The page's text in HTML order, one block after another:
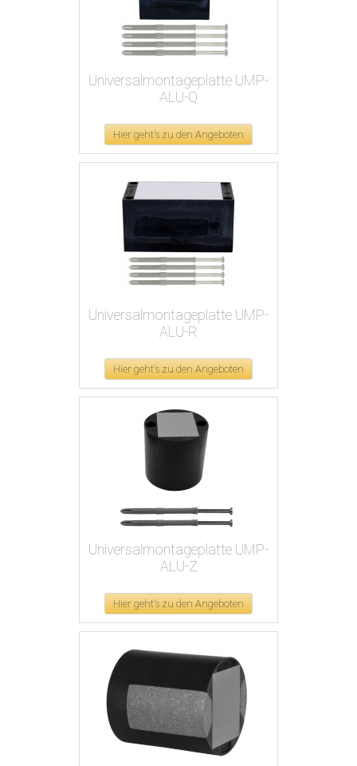
Universalmontageplatte UMP-
ALU-Q
Hier geht's zu den Angeboten
Universalmontageplatte UMP-
ALU-R
Hier geht's zu den Angeboten
Universalmontageplatte UMP-
ALU-Z
Hier geht's zu den Angeboten